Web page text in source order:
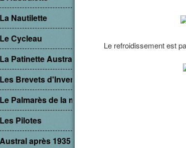
La Nautilette
Le Cycleau
La Patinette Austral
Les Brevets d'Invention
Le Palmarès de la marque Austral
Les Pilotes
Austral après 1935
Le refroidissement est